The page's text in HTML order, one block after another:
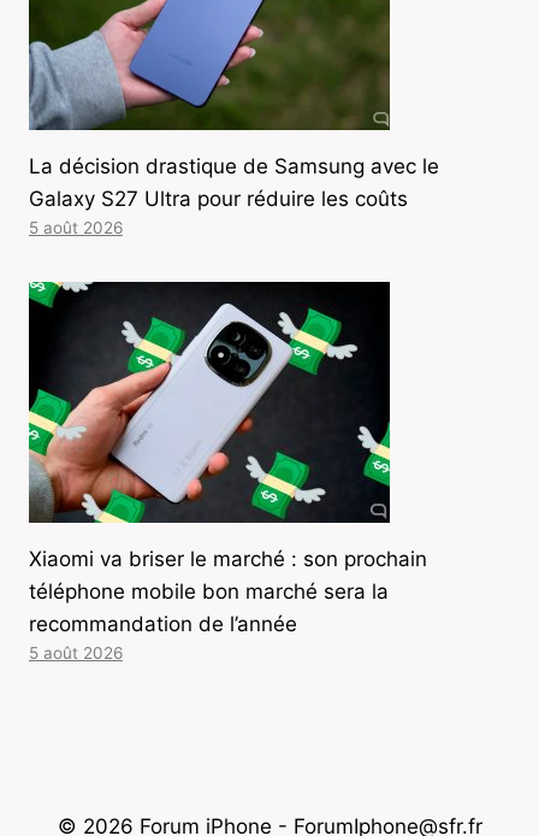
La décision drastique de Samsung avec le
Galaxy S27 Ultra pour réduire les coûts
5 août 2026
Xiaomi va briser le marché : son prochain
téléphone mobile bon marché sera la
recommandation de l’année
5 août 2026
© 2026 Forum iPhone - ForumIphone@sfr.fr